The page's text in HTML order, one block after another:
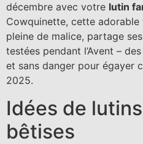
décembre avec votre lutin
Cowquinette, cette adorable
pleine de malice, partage ses
testées pendant l’Avent –
et sans danger pour égayer
2025.
Idées de
bêtises